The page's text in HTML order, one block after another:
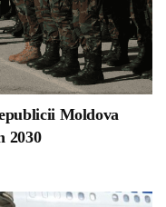
Moldova
2030